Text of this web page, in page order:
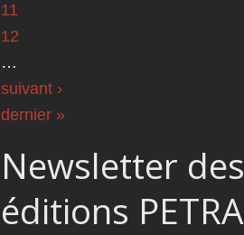
11
12
…
suivant ›
dernier »
Newsletter des
éditions PETRA